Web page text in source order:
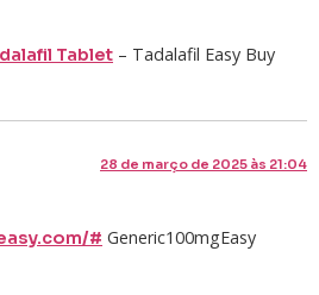
Tablet – Tadalafil Easy Buy
28 de março de 2025 às 21:04
# Generic100mgEasy